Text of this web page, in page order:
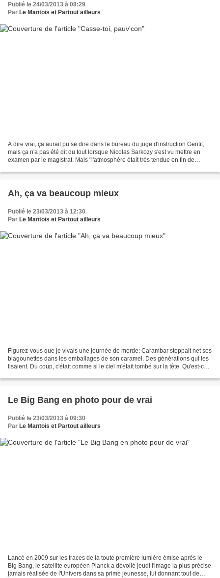
Publié le 24/03/2013 à 08:29
Par Le Mantois et Partout ailleurs
A dire vrai, ça aurait pu se dire dans le bureau du juge d'instruction Gentil,
mais ça n'a pas été dit du tout lorsque Nicolas Sarkozy s'est vu mettre en
examen par le magistrat. Mais "l'atmosphère était très tendue en fin de
Ah, ça va beaucoup mieux
Publié le 23/03/2013 à 12:30
Par Le Mantois et Partout ailleurs
Figurez-vous que je vivais une journée de merde: Carambar stoppait net ses
blagounettes dans les emballages de son caramel. Des générations qui les
lisaient. Du coup, c'était comme si le ciel m'était tombé sur la tête. Qu'est-ce
Le Big Bang en photo pour de vrai
Publié le 23/03/2013 à 09:30
Par Le Mantois et Partout ailleurs
Lancé en 2009 sur les traces de la toute première lumière émise après le
Big Bang, le satellite européen Planck a dévoilé jeudi l'image la plus précise
jamais réalisée de l'Univers dans sa prime jeunesse, lui donnant tout de